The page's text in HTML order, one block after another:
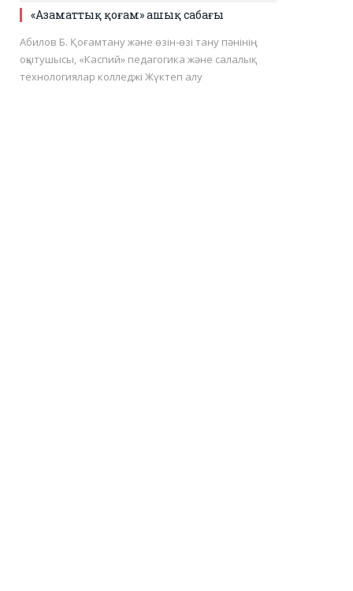
«Азаматтық қоғам» ашық сабағы
Абилов Б. Қоғамтану және өзін-өзі тану пәнінің
оқытушысы, «Каспий» педагогика және салалық
технологиялар колледжі Жүктеп алу